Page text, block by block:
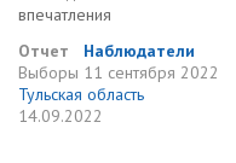
впечатления
Отчет
Наблюдатели
Выборы 11 сентября 2022
Тульская область
14.09.2022